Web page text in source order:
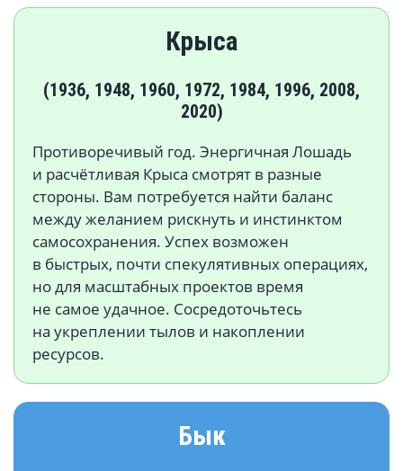
Крыса
(1936, 1948, 1960, 1972, 1984, 1996, 2008,
2020)
Противоречивый год. Энергичная Лошадь
и расчётливая Крыса смотрят в разные
стороны. Вам потребуется найти баланс
между желанием рискнуть и инстинктом
самосохранения. Успех возможен
в быстрых, почти спекулятивных операциях,
но для масштабных проектов время
не самое удачное. Сосредоточьтесь
на укреплении тылов и накоплении
ресурсов.
Бык